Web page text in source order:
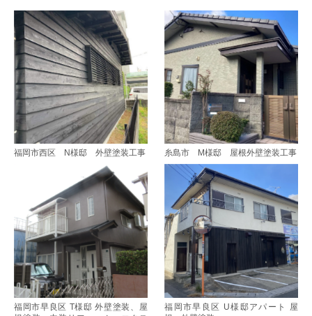
福岡市西区 N様邸 外壁塗装工事 糸島市 M様邸 屋根外壁塗装工事
福岡市早良区 T様邸 外壁塗装、屋
福岡市早良区 U様邸アパート 屋